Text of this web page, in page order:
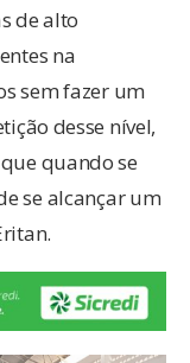
de alto
na
sem fazer um
desse nível,
quando se
se alcançar um